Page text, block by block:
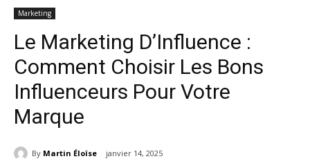
Marketing
Le Marketing D’Influence :
Comment Choisir Les Bons
Influenceurs Pour Votre
Marque
By Martin Éloïse janvier 14, 2025